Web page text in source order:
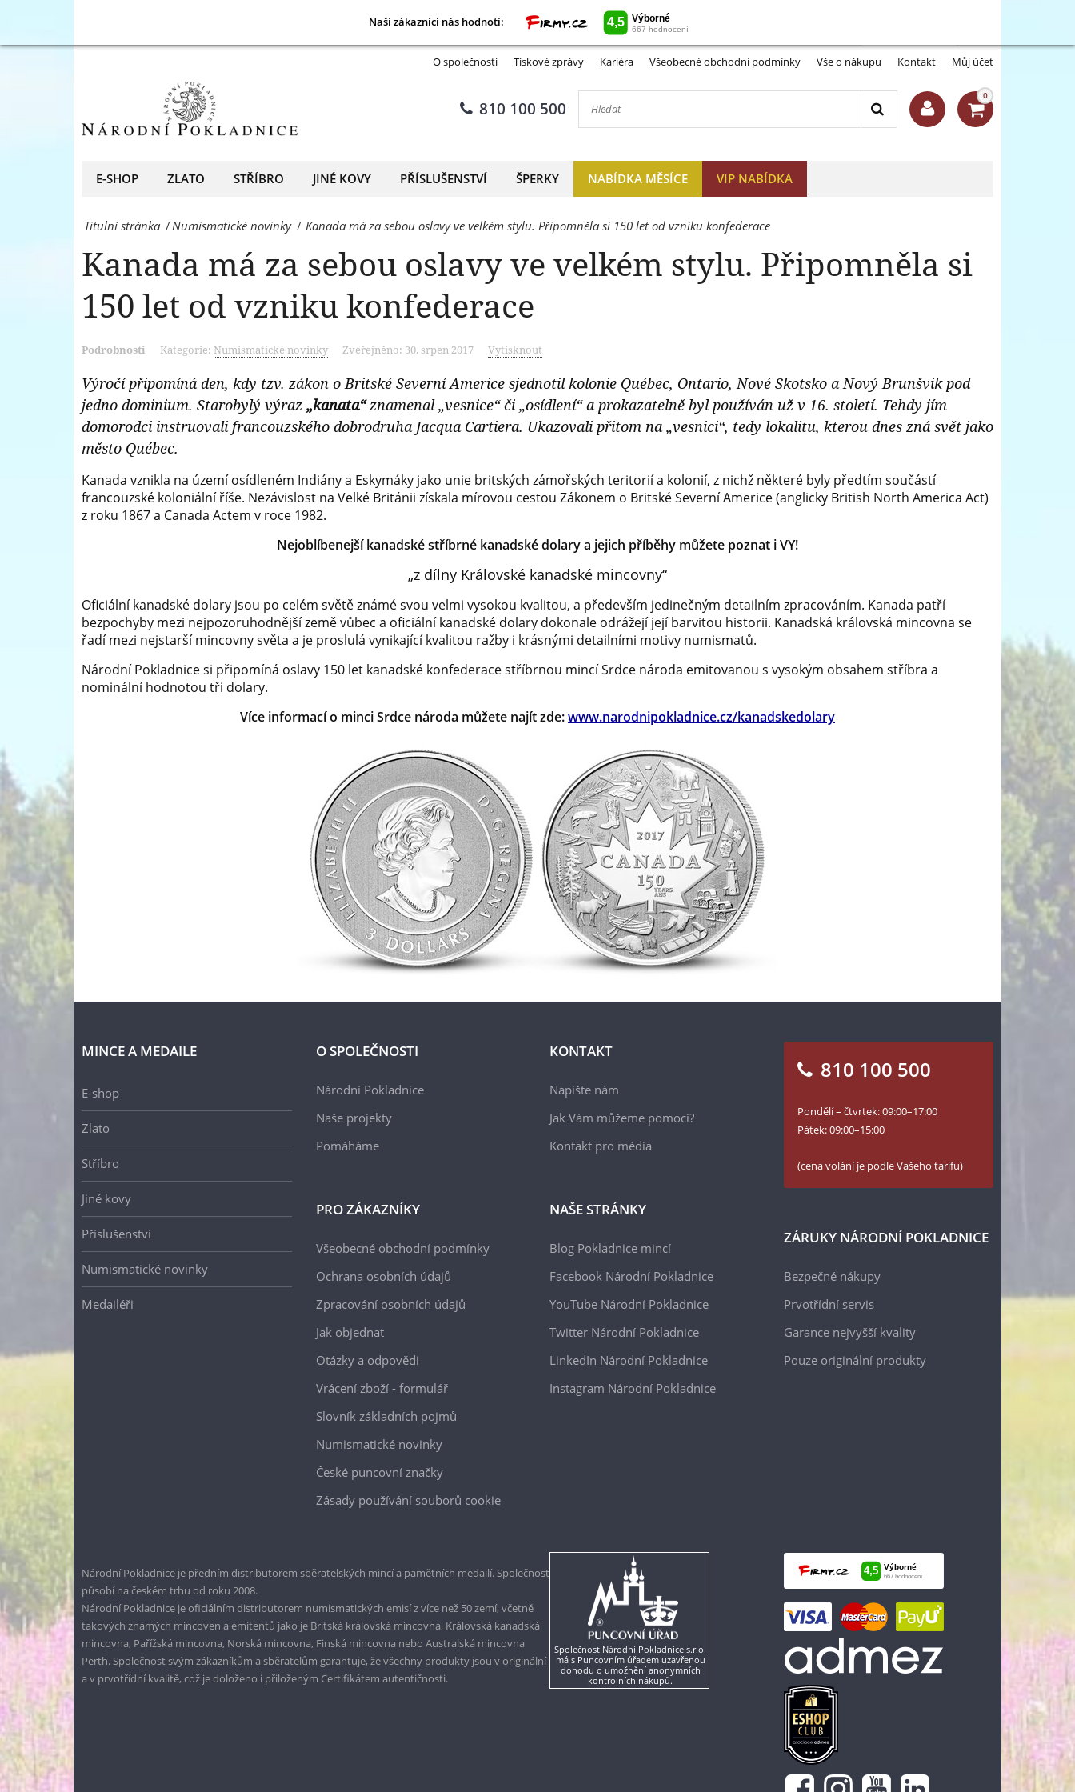
Naši zákazníci nás hodnotí:
stylu.
Připomněla
150
vzniku
konfederace
-
Národní
Pokladnice
prodejce
mincí
a
O společnosti Tiskové zprávy Kariéra Všeobecné obchodní podmínky Vše o nákupu Kontakt Můj účet
810 100 500
0
E-SHOP ZLATO STŘÍBRO JINÉ KOVY PŘÍSLUŠENSTVÍ ŠPERKY NABÍDKA MĚSÍCE VIP NABÍDKA
Titulní stránka /Numismatické novinky / Kanada má za sebou oslavy ve velkém stylu. Připomněla si 150 let od vzniku konfederace
Kanada má za sebou oslavy ve velkém stylu. Připomněla si
150 let od vzniku konfederace
Podrobnosti Kategorie: Numismatické novinky Zveřejněno: 30. srpen 2017 Vytisknout
Výročí připomíná den, kdy tzv. zákon o Britské Severní Americe sjednotil kolonie Québec, Ontario, Nové Skotsko a Nový Brunšvik pod
jedno dominium. Starobylý výraz „kanata“znamenal „vesnice“ či „osídlení“ a prokazatelně byl používán už v 16. století. Tehdy jím
domorodci instruovali francouzského dobrodruha Jacqua Cartiera. Ukazovali přitom na „vesnici“, tedy lokalitu, kterou dnes zná svět jako
město Québec.
Kanada vznikla na území osídleném Indiány a Eskymáky jako unie britských zámořských teritorií a kolonií, z nichž některé byly předtím součástí
francouzské koloniální říše. Nezávislost na Velké Británii získala mírovou cestou Zákonem o Britské Severní Americe (anglicky British North America Act)
z roku 1867 a Canada Actem v roce 1982.
Nejoblíbenejší kanadské stříbrné kanadské dolary a jejich příběhy můžete poznat i VY!
„z dílny Královské kanadské mincovny“
Oficiální kanadské dolary jsou po celém světě známé svou velmi vysokou kvalitou, a především jedinečným detailním zpracováním. Kanada patří
bezpochyby mezi nejpozoruhodnější země vůbec a oficiální kanadské dolary dokonale odrážejí její barvitou historii. Kanadská královská mincovna se
řadí mezi nejstarší mincovny světa a je proslulá vynikající kvalitou ražby i krásnými detailními motivy numismatů.
Národní Pokladnice si připomíná oslavy 150 let kanadské konfederace stříbrnou mincí Srdce národa emitovanou s vysokým obsahem stříbra a
nominální hodnotou tři dolary.
Více informací o minci Srdce národa můžete najít zde:www.narodnipokladnice.cz/kanadskedolary
MINCE A MEDAILE
E-shop
Zlato
Stříbro
Jiné kovy
Příslušenství
Numismatické novinky
Medailéři
O SPOLEČNOSTI
Národní Pokladnice
Naše projekty
Pomáháme
PRO ZÁKAZNÍKY
Všeobecné obchodní podmínky
Ochrana osobních údajů
Zpracování osobních údajů
Jak objednat
Otázky a odpovědi
Vrácení zboží - formulář
Slovník základních pojmů
Numismatické novinky
České puncovní značky
Zásady používání souborů cookie
KONTAKT
Napište nám
Jak Vám můžeme pomoci?
Kontakt pro média
NAŠE STRÁNKY
Blog Pokladnice mincí
Facebook Národní Pokladnice
YouTube Národní Pokladnice
Twitter Národní Pokladnice
LinkedIn Národní Pokladnice
Instagram Národní Pokladnice
810 100 500
Pondělí – čtvrtek: 09:00–17:00
Pátek: 09:00–15:00
(cena volání je podle Vašeho tarifu)
ZÁRUKY NÁRODNÍ POKLADNICE
Bezpečné nákupy
Prvotřídní servis
Garance nejvyšší kvality
Pouze originální produkty
Národní Pokladnice je předním distributorem sběratelských mincí a pamětních medailí. Společnost
působí na českém trhu od roku 2008.
Národní Pokladnice je oficiálním distributorem numismatických emisí z více než 50 zemí, včetně
takových známých mincoven a emitentů jako je Britská královská mincovna, Královská kanadská
mincovna, Pařížská mincovna, Norská mincovna, Finská mincovna nebo Australská mincovna
Perth. Společnost svým zákazníkům a sběratelům garantuje, že všechny produkty jsou v originální
a v prvotřídní kvalitě, což je doloženo i přiloženým Certifikátem autentičnosti.
Společnost Národní Pokladnice s.r.o.
má s Puncovním úřadem uzavřenou
dohodu o umožnění anonymních
kontrolních nákupů.
Naši zákazníci nás hodnotí:
stylu.
150
vzniku
-
Národní
-
přední
evropský
prodejce
a
medailí